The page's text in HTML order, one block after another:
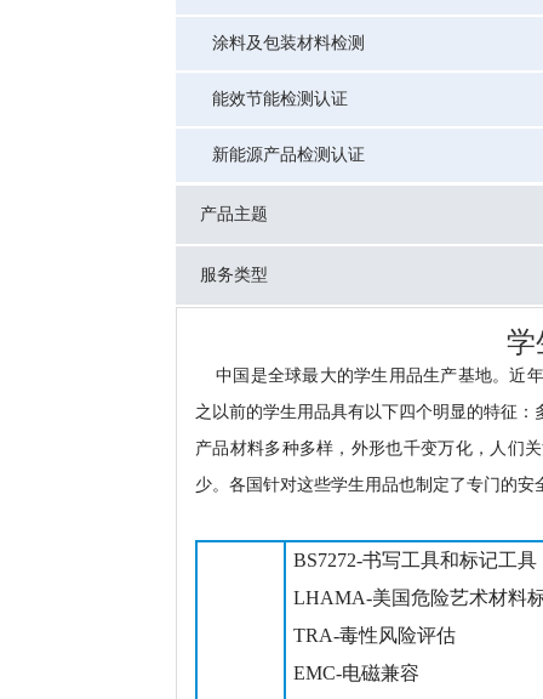
涂料及包装材料检测
能效节能检测认证
新能源产品检测认证
产品主题
服务类型
学
中国是全球最大的学生用品生产基地。近
之以前的学生用品具有以下四个明显的特征
产品材料多种多样，外形也千变万化，人们
少。各国针对这些学生用品也制定了专门的
BS7272-书写工具和标记工具
LHAMA-美国危险艺术材料
TRA-毒性风险评估
EMC-电磁兼容